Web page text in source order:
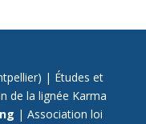
| Études et
de la lignée Karma
| Association loi